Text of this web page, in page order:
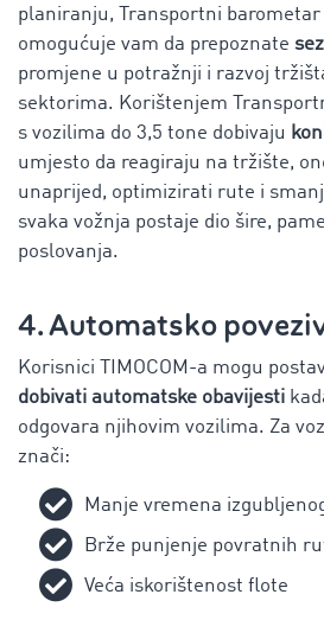
planiranju, Transportni barometar
omogućuje vam da prepoznate
promjene u potražnji i razvoj
sektorima. Korištenjem
s vozilima do 3,5 tone dobivaju
umjesto da reagiraju na tržište,
unaprijed, optimizirati rute i
svaka vožnja postaje dio šire,
poslovanja.
4. Automatsko
Korisnici TIMOCOM-a mogu
dobivati automatske obavijesti
odgovara njihovim vozilima. Za
znači:
Manje vremena
Brže punjenje povratnih
Veća iskorištenost flote